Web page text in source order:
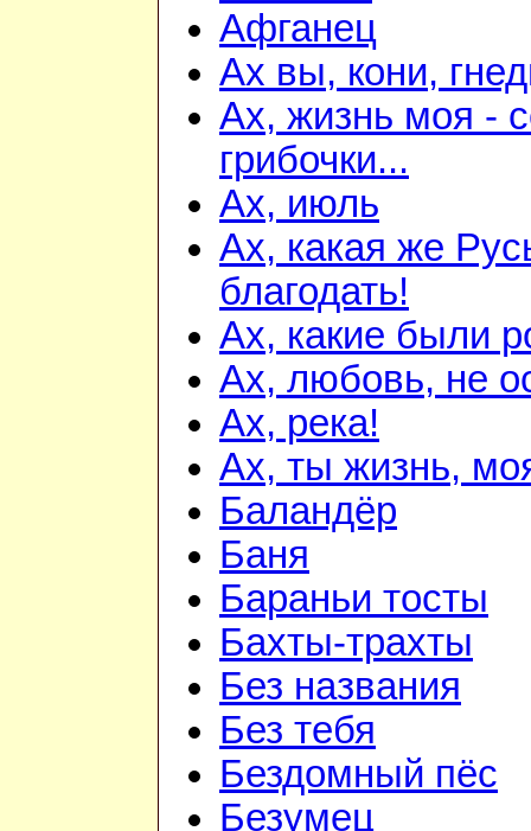
Афганец
Ах вы, кони,
Ах, жизнь моя -
грибочки...
Ах, июль
Ах, какая же
благодать!
Ах, какие были
Ах, любовь, не
Ах, река!
Ах, ты жизнь,
Баландёр
Баня
Бараньи тосты
Бахты-трахты
Без названия
Без тебя
Бездомный пёс
Безумец